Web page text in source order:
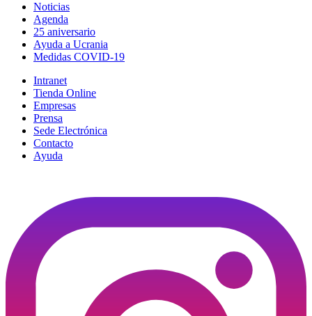
Noticias
Agenda
25 aniversario
Ayuda a Ucrania
Medidas COVID-19
Intranet
Tienda Online
Empresas
Prensa
Sede Electrónica
Contacto
Ayuda